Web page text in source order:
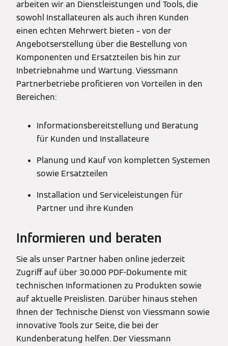
arbeiten wir an Dienstleistungen und Tools, die
sowohl Installateuren als auch ihren Kunden
einen echten Mehrwert bieten – von der
Angebotserstellung über die Bestellung von
Komponenten und Ersatzteilen bis hin zur
Inbetriebnahme und Wartung. Viessmann
Partnerbetriebe profitieren von Vorteilen in den
Bereichen:
Informationsbereitstellung und Beratung
für Kunden und Installateure
Planung und Kauf von kompletten Systemen
sowie Ersatzteilen
Installation und Serviceleistungen für
Partner und ihre Kunden
Informieren und beraten
Sie als unser Partner haben online jederzeit
Zugriff auf über 30.000 PDF-Dokumente mit
technischen Informationen zu Produkten sowie
auf aktuelle Preislisten. Darüber hinaus stehen
Ihnen der Technische Dienst von Viessmann sowie
innovative Tools zur Seite, die bei der
Kundenberatung helfen. Der Viessmann